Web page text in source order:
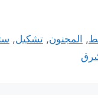
, المجنون,تشكيل,